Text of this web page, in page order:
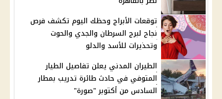
توقعات الأبراج وحظك اليوم تكشف فرص
نجاح لبرج السرطان والجدي والحوت
وتحذيرات للأسد والدلو
الطيران المدني يعلن تفاصيل الطيار
المتوفي في حادث طائرة تدريب بمطار
السادس من أكتوبر "صورة"